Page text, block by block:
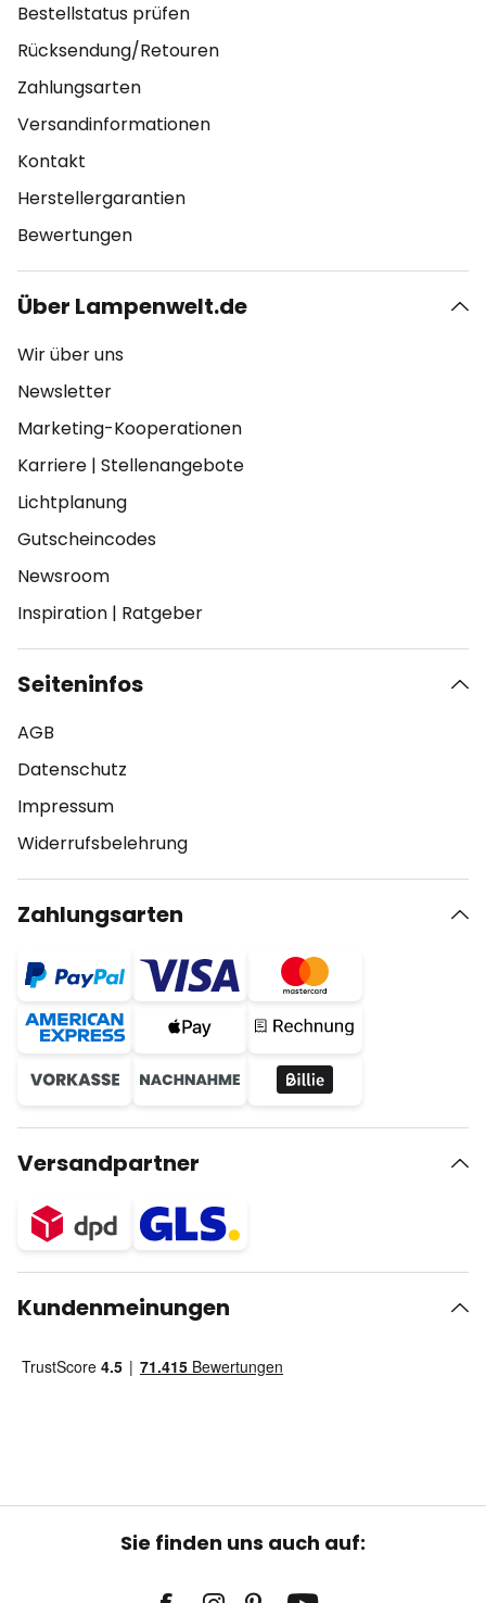
Bestellstatus prüfen
Rücksendung/Retouren
Zahlungsarten
Versandinformationen
Kontakt
Herstellergarantien
Bewertungen
Über Lampenwelt.de
Wir über uns
Newsletter
Marketing-Kooperationen
Karriere | Stellenangebote
Lichtplanung
Gutscheincodes
Newsroom
Inspiration | Ratgeber
Seiteninfos
AGB
Datenschutz
Impressum
Widerrufsbelehrung
Zahlungsarten
Versandpartner
Kundenmeinungen
Sie finden uns auch auf: